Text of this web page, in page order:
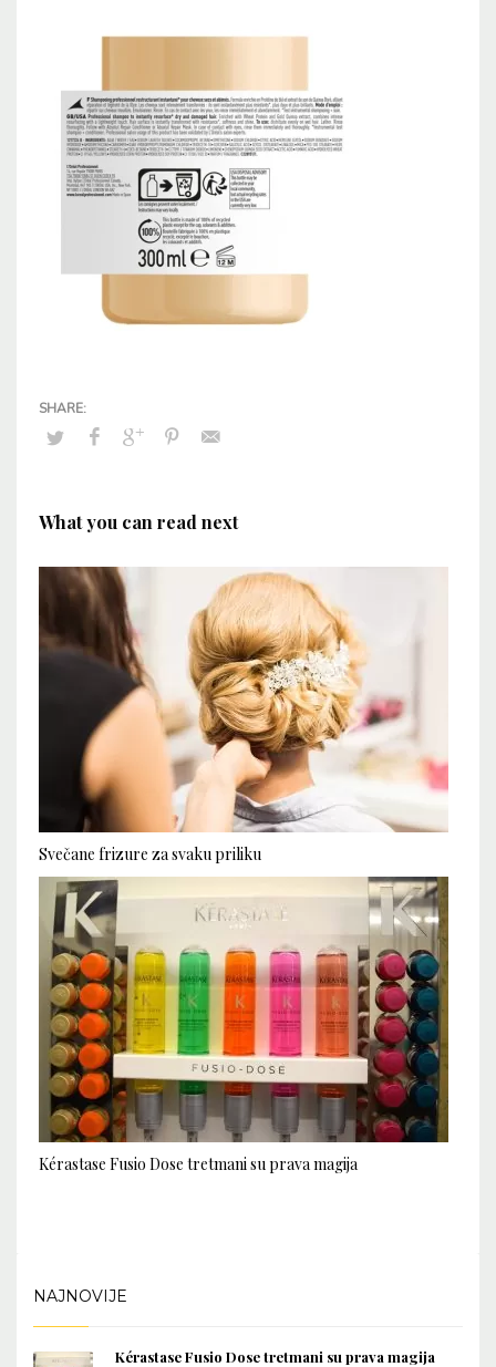
What you can read next
Svečane frizure za svaku priliku
Kérastase Fusio Dose tretmani su prava magija
NAJNOVIJE
Kérastase Fusio Dose tretmani su prava magija